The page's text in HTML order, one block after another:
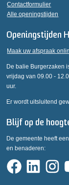
Contactformulier
Alle openingstijden
Openingstijden
Maak uw afspraak
De balie Burgerzaken
vrijdag van 09.00 -
uur.
Er wordt uitsluitend
Blijf op de
De gemeente heeft
en benaderen: